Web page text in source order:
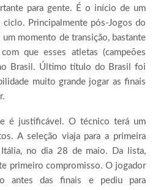
para gente. É o início de um
Principalmente pós-Jogos do
momento de transição, bastante
que esses atletas (campeões
Brasil. Último título do Brasil foi
muito grande jogar as finais
é justificável. O técnico terá um
A seleção viaja para a primeira
no dia 28 de maio. Da lista,
primeiro compromisso. O jogador
antes das finais e pediu para